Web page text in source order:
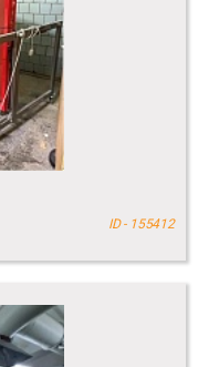
ID - 155412